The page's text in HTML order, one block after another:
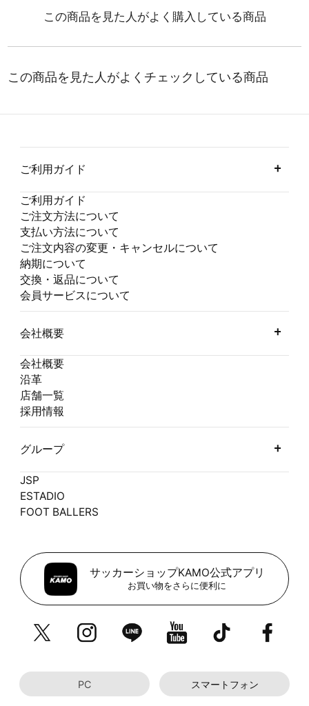
ご利用ガイド
ご利用ガイド
ご注文方法について
支払い方法について
ご注文内容の変更・キャンセルについて
納期について
交換・返品について
会員サービスについて
会社概要
会社概要
沿革
店舗一覧
採用情報
グループ
JSP
ESTADIO
FOOT BALLERS
サッカーショップKAMO公式アプリ
お買い物をさらに便利に
PC スマートフォン